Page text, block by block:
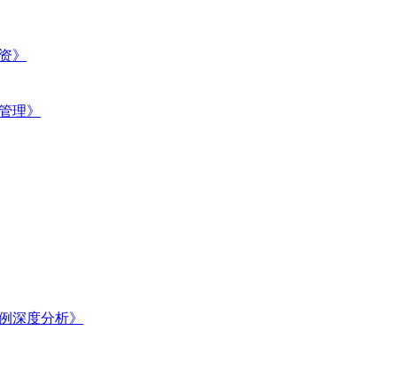
》
理》
深度分析》